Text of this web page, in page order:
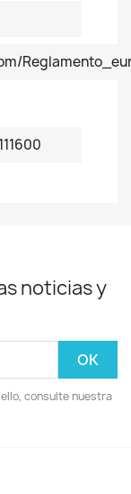
noticias y
consulte nuestra